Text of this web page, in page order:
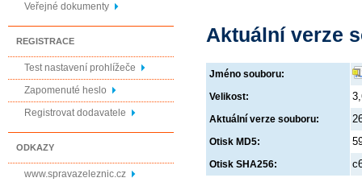
Veřejné dokumenty
REGISTRACE
Test nastavení prohlížeče
Zapomenuté heslo
Registrovat dodavatele
ODKAZY
www.spravazeleznic.cz
Aktuální verze
Jméno souboru:
Velikost:
Aktuální verze souboru:
Otisk MD5:
Otisk SHA256: